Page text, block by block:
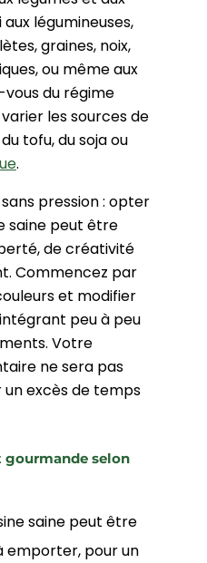
légumineuses,
graines, noix,
ou même aux
vous du régime
les sources de
tofu, du soja ou
.
sans pression : opter
saine peut être
de créativité
Commencez par
et modifier
peu à peu
Votre
ne sera pas
excès de temps
gourmande selon
saine peut être
emporter, pour un